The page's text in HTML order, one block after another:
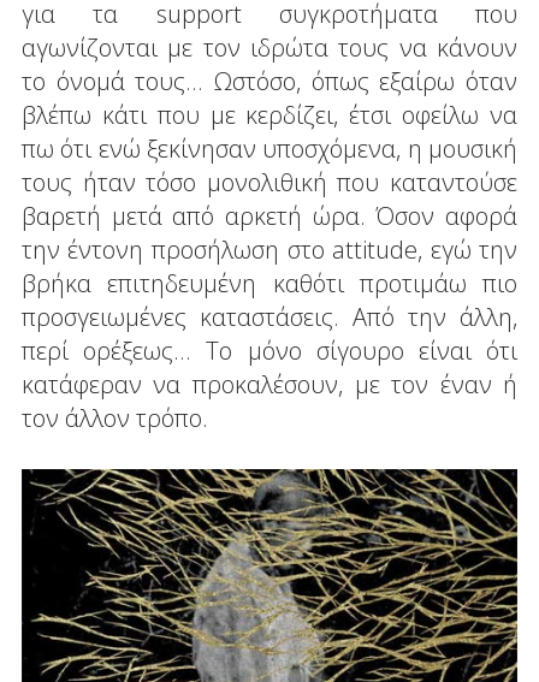
για τα support συγκροτήματα που
αγωνίζονται με τον ιδρώτα τους να κάνουν
το όνομά τους... Ωστόσο, όπως εξαίρω όταν
βλέπω κάτι που με κερδίζει, έτσι οφείλω να
πω ότι ενώ ξεκίνησαν υποσχόμενα, η μουσική
τους ήταν τόσο μονολιθική που καταντούσε
βαρετή μετά από αρκετή ώρα. Όσον αφορά
την έντονη προσήλωση στο attitude, εγώ την
βρήκα επιτηδευμένη καθότι προτιμάω πιο
προσγειωμένες καταστάσεις. Από την άλλη,
περί ορέξεως... Το μόνο σίγουρο είναι ότι
κατάφεραν να προκαλέσουν, με τον έναν ή
τον άλλον τρόπο.